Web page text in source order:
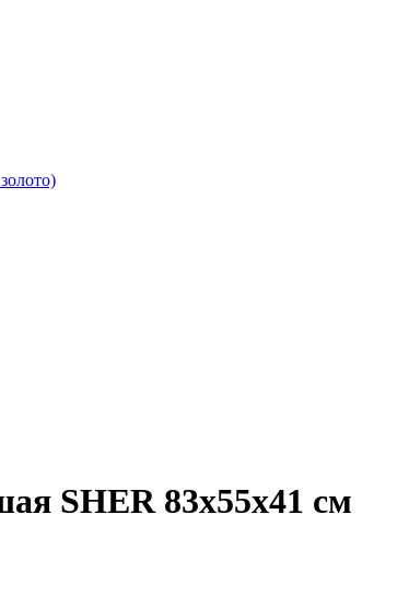
SHER 83х55х41 см